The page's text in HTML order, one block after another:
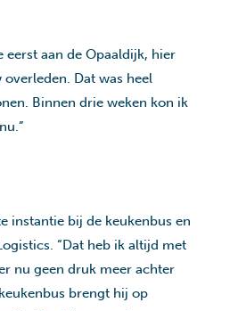
eerst aan de Opaaldijk, hier
Dat was heel
Binnen drie weken kon ik
instantie bij de keukenbus en
“Dat heb ik altijd met
nu geen druk meer achter
brengt hij op